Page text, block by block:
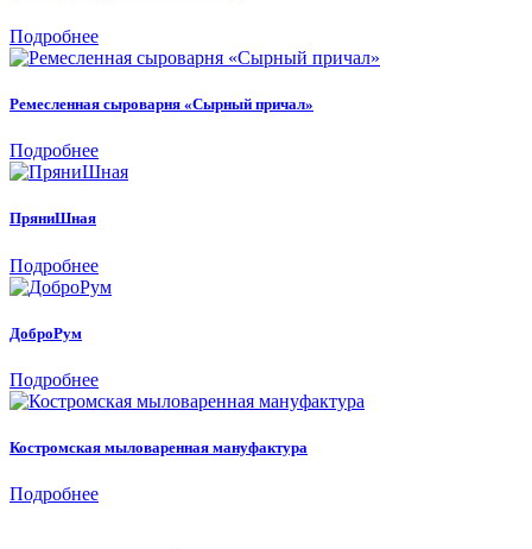
Подробнее
Ремесленная сыроварня «Сырный причал»
Подробнее
ПряниШная
Подробнее
ДоброРум
Подробнее
Костромская мыловаренная мануфактура
Подробнее